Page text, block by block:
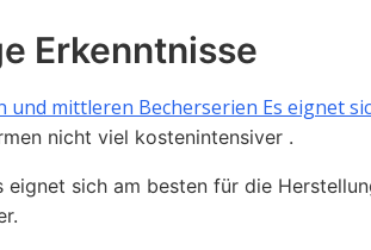
Erkenntnisse
und mittleren Becherserien Es eignet
nicht viel kostenintensiver .
eignet sich am besten für die